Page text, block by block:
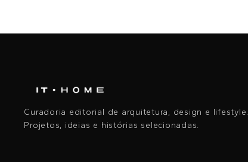
Curadoria editorial de arquitetura, design e lifestyle.
Projetos, ideias e histórias selecionadas.